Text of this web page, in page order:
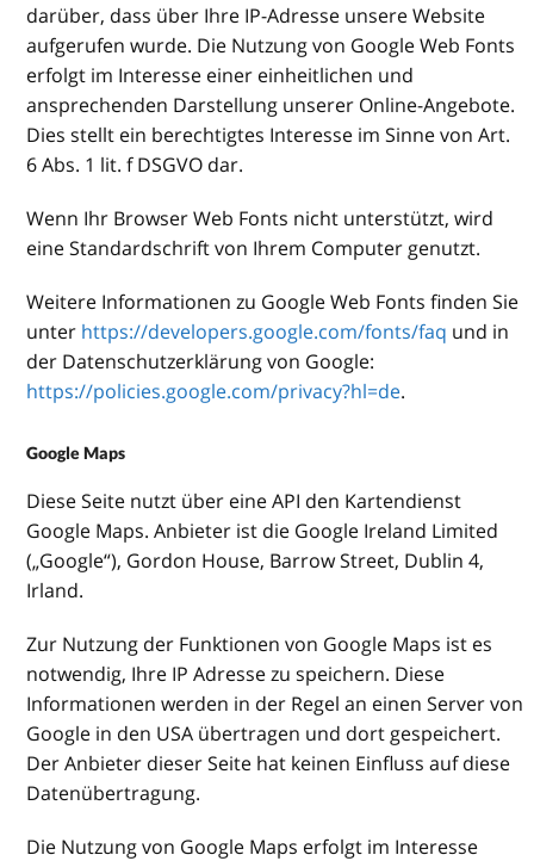
darüber, dass über Ihre IP-Adresse unsere Website
aufgerufen wurde. Die Nutzung von Google Web Fonts
erfolgt im Interesse einer einheitlichen und
ansprechenden Darstellung unserer Online-Angebote.
Dies stellt ein berechtigtes Interesse im Sinne von Art.
6 Abs. 1 lit. f DSGVO dar.
Wenn Ihr Browser Web Fonts nicht unterstützt, wird
eine Standardschrift von Ihrem Computer genutzt.
Weitere Informationen zu Google Web Fonts finden Sie
unter https://developers.google.com/fonts/faq und in
der Datenschutzerklärung von Google:
https://policies.google.com/privacy?hl=de.
Google Maps
Diese Seite nutzt über eine API den Kartendienst
Google Maps. Anbieter ist die Google Ireland Limited
(„Google“), Gordon House, Barrow Street, Dublin 4,
Irland.
Zur Nutzung der Funktionen von Google Maps ist es
notwendig, Ihre IP Adresse zu speichern. Diese
Informationen werden in der Regel an einen Server von
Google in den USA übertragen und dort gespeichert.
Der Anbieter dieser Seite hat keinen Einfluss auf diese
Datenübertragung.
Die Nutzung von Google Maps erfolgt im Interesse